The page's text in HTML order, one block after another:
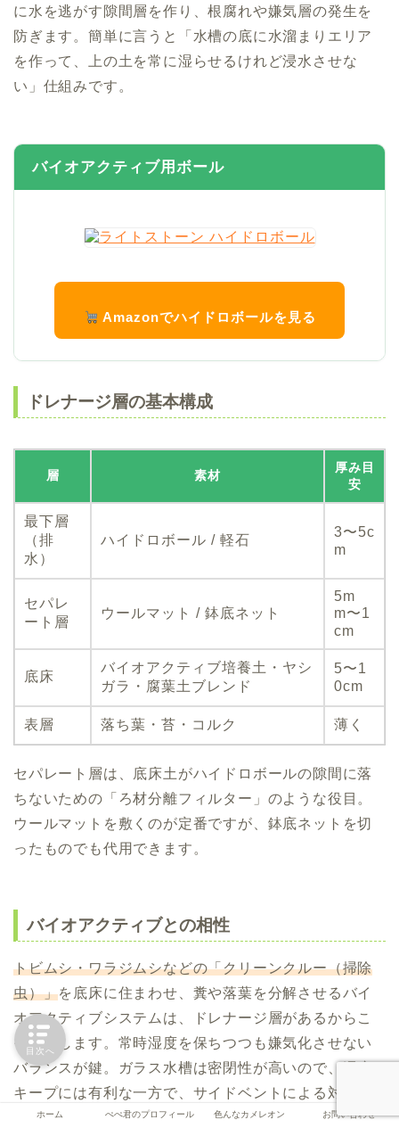
に水を逃がす隙間層を作り、根腐れや嫌気層の発生を
防ぎます。簡単に言うと「水槽の底に水溜まりエリア
を作って、上の土を常に湿らせるけれど浸水させな
い」仕組みです。
バイオアクティブ用ボール
Amazonでハイドロボールを見る
ドレナージ層の基本構成
層 素材
厚み目
安
最下層
（排
水）
ハイドロボール / 軽石
3〜5c
m
セパレ
ート層
ウールマット / 鉢底ネット
5m
m〜1
cm
底床
バイオアクティブ培養土・ヤシ
ガラ・腐葉土ブレンド
5〜1
0cm
表層 落ち葉・苔・コルク 薄く
セパレート層は、底床土がハイドロボールの隙間に落
ちないための「ろ材分離フィルター」のような役目。
ウールマットを敷くのが定番ですが、鉢底ネットを切
ったものでも代用できます。
バイオアクティブとの相性
トビムシ・ワラジムシなどの「クリーンクルー（掃除
虫）」を底床に住まわせ、糞や落葉を分解させるバイ
オアクティブシステムは、ドレナージ層があるからこ
そ成立します。常時湿度を保ちつつも嫌気化させない
バランスが鍵。ガラス水槽は密閉性が高いので、湿度
キープには有利な一方で、サイドベントによる対流確
保が必須です。
ホーム ぺぺ君のプロフィール 色んなカメレオン お問い合わせ
目次へ